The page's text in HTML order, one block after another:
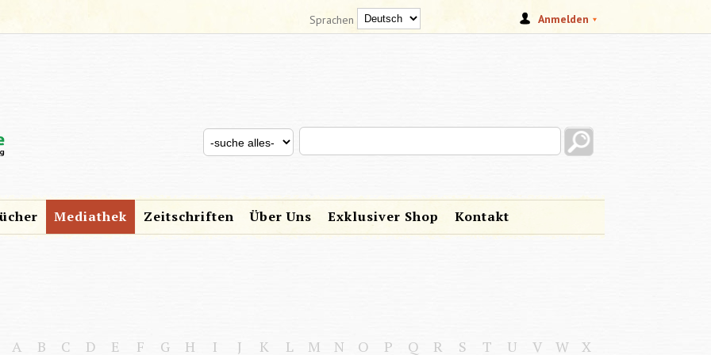
Anmelden
Sprachen
SUCHFORMULAR
Search this site
Search for
Mediathek Zeitschriften Über Uns Exklusiver Shop Kontakt
A B C D E F G H I J K L M N O P Q R S T U V W X